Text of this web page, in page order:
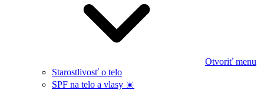
Otvoriť menu
Starostlivosť o telo
SPF na telo a vlasy ☀️